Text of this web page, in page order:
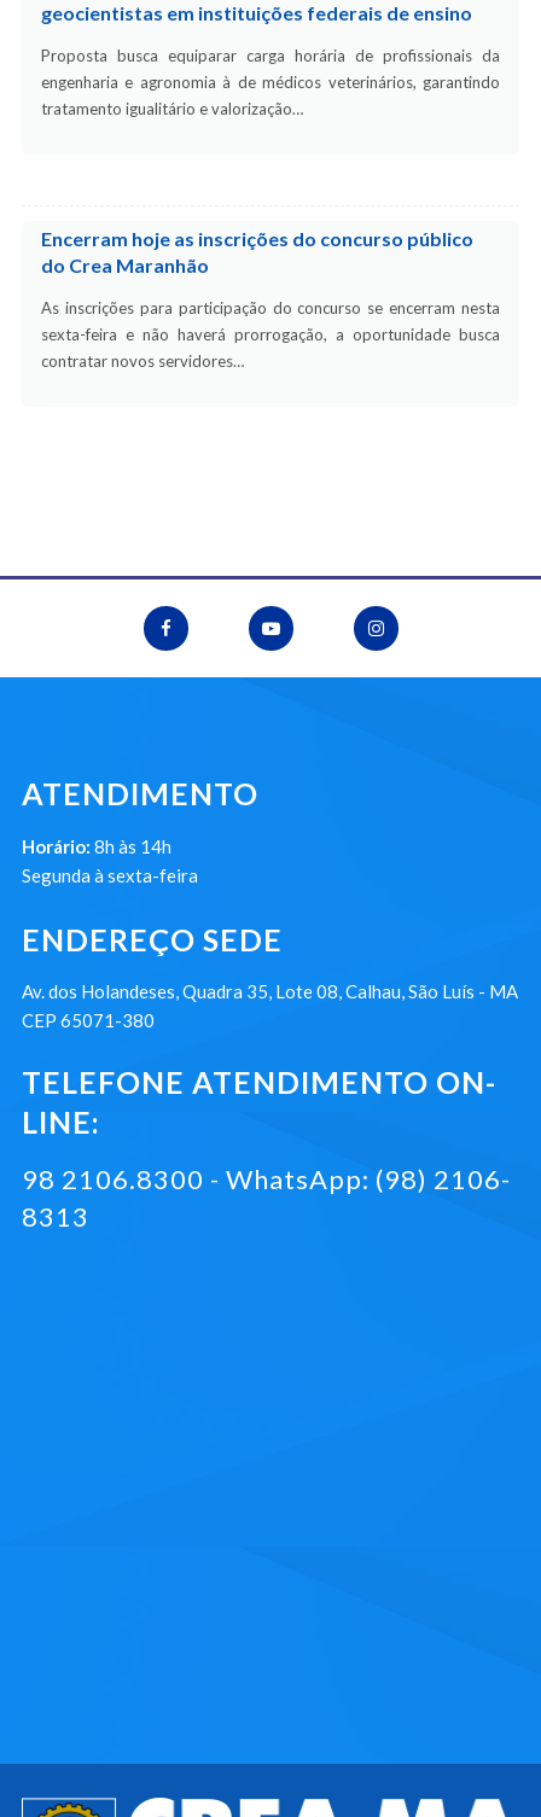
geocientistas em instituições federais de ensino
Proposta busca equiparar carga horária de profissionais da
engenharia e agronomia à de médicos veterinários, garantindo
tratamento igualitário e valorização…
Encerram hoje as inscrições do concurso público
do Crea Maranhão
As inscrições para participação do concurso se encerram nesta
sexta-feira e não haverá prorrogação, a oportunidade busca
contratar novos servidores…
ATENDIMENTO
Horário: 8h às 14h
Segunda à sexta-feira
ENDEREÇO SEDE
Av. dos Holandeses, Quadra 35, Lote 08, Calhau, São Luís - MA
CEP 65071-380
TELEFONE ATENDIMENTO ON-
LINE:
98 2106.8300 - WhatsApp: (98) 2106-
8313